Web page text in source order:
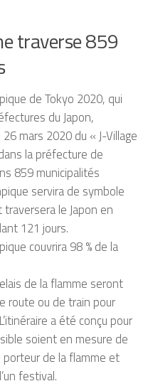
traverse 859
de Tokyo 2020, qui
du Japon,
mars 2020 du « J-Village
la préfecture de
859 municipalités
servira de symbole
le Japon en
121 jours.
couvrira 98 % de la
de la flamme seront
route ou de train pour
a été conçu pour
soient en mesure de
de la flamme et
festival.